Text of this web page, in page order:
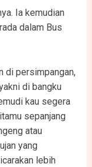
Ia kemudian
dalam Bus
di persimpangan,
di bangku
kau segera
sepanjang
atau
yang
lebih